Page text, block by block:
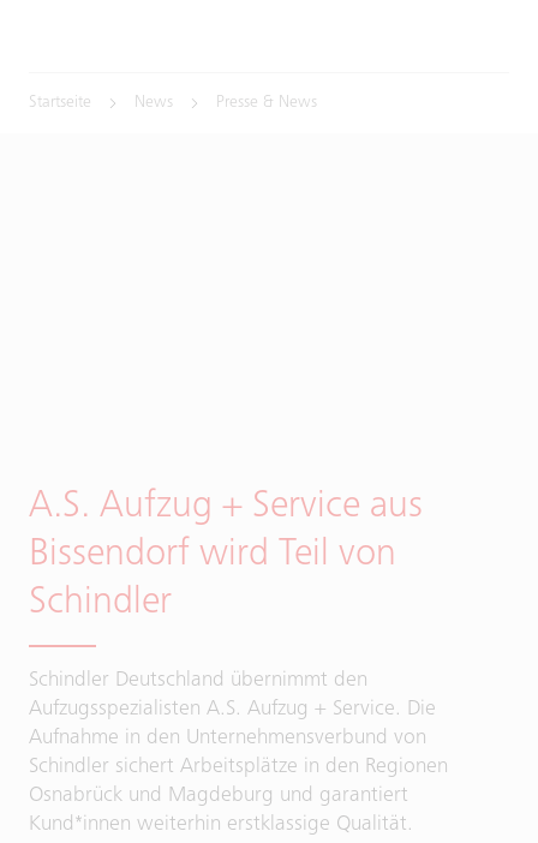
Startseite News Presse & News
A.S. Aufzug + Service aus
Bissendorf wird Teil von
Schindler
Schindler Deutschland übernimmt den
Aufzugsspezialisten A.S. Aufzug + Service. Die
Aufnahme in den Unternehmensverbund von
Schindler sichert Arbeitsplätze in den Regionen
Osnabrück und Magdeburg und garantiert
Kund*innen weiterhin erstklassige Qualität.